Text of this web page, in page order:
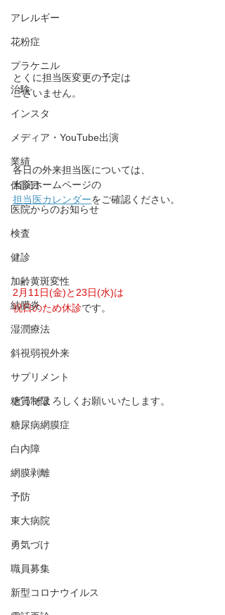
アレルギー
花粉症
プラケニル
治験
インスタ
メディア・YouTube出演
業績
休診日
医院からのお知らせ
検査
健診
加齢黄斑変性
結膜炎
湿潤療法
斜視弱視外来
サプリメント
糖質制限
糖尿病網膜症
白内障
網膜剥離
予防
東大病院
勇気づけ
職員募集
新型コロナウイルス
とくに担当医変更の予定は
ございません。
各日の外来担当医については、
当院ホームページの
担当医カレンダーをご確認ください。
2月11日(金)と23日(水)は
祝日のため休診です。
どうぞよろしくお願いいたします。